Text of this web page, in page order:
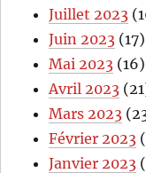
Juillet 2023
Juin 2023 (17)
Mai 2023 (16)
Avril 2023
Mars 2023
Février 2023
Janvier 2023